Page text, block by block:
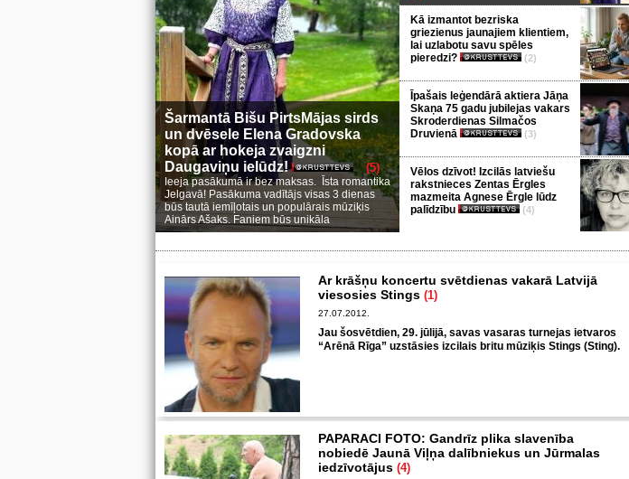
Šarmantā Bišu PirtsMājas sirds
un dvēsele Elena Gradovska
kopā ar hokeja zvaigzni
Daugaviņu ielūdz!
(5)
Ieeja pasākumā ir bez maksas. Īsta romantika
Jelgavā! Pasākuma vadītājs visas 3 dienas
būs tautā iemīļotais un populārais mūziķis
Ainārs Ašaks. Faniem būs unikāla
Kā izmantot bezriska
griezienus jaunajiem klientiem,
lai uzlabotu savu spēles
pieredzi?
(2)
Īpašais leģendārā aktiera Jāņa
Skaņa 75 gadu jubilejas vakars
Skroderdienas Silmačos
Druvienā
(3)
Vēlos dzīvot! Izcilās latviešu
rakstnieces Zentas Ērgles
mazmeita Agnese Ērgle lūdz
palīdzību
(4)
Ar krāšņu koncertu svētdienas vakarā Latvijā
viesosies Stings (1)
27.07.2012.
Jau šosvētdien, 29. jūlijā, savas vasaras turnejas ietvaros
“Arēnā Rīga” uzstāsies izcilais britu mūziķis Stings (Sting).
PAPARACI FOTO: Gandrīz plika slavenība
nobiedē Jaunā Viļņa dalībniekus un Jūrmalas
iedzīvotājus (4)